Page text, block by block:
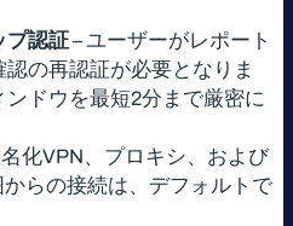
プ認証– ユーザーがレポート
の再認証が必要となりま
ドウを最短2分まで厳密に
名化VPN、プロキシ、および
らの接続は、デフォルトで